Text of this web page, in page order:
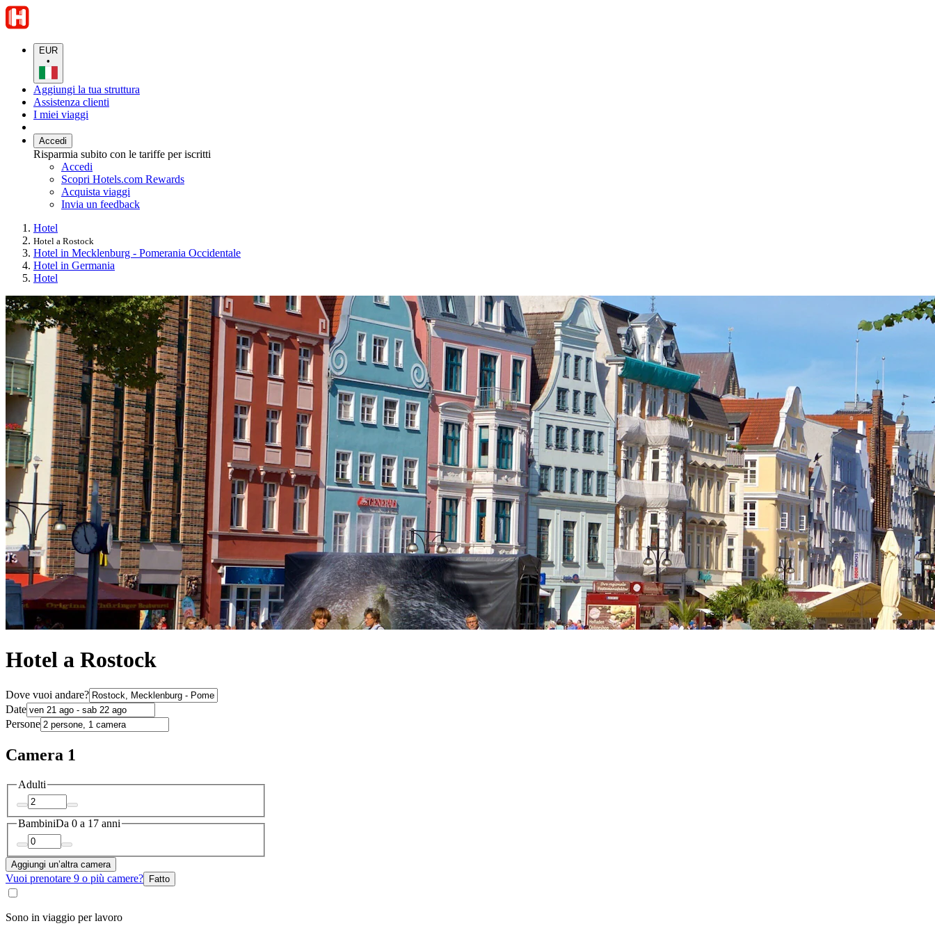
EUR
•
Aggiungi la tua struttura
Assistenza clienti
I miei viaggi
Accedi
Risparmia subito con le tariffe per iscritti
Accedi
Scopri Hotels.com Rewards
Acquista viaggi
Invia un feedback
Hotel
Hotel a Rostock
Hotel in Mecklenburg - Pomerania Occidentale
Hotel in Germania
Hotel
Hotel a Rostock
Dove vuoi andare?
Date
Persone
Camera 1
Adulti
BambiniDa 0 a 17 anni
Aggiungi un’altra camera
Vuoi prenotare 9 o più camere? Fatto
Sono in viaggio per lavoro